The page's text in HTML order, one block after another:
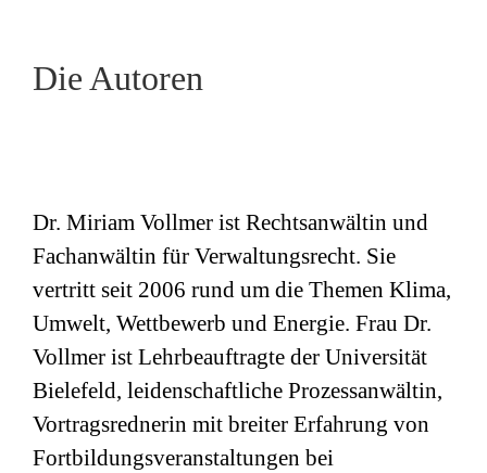
Die Autoren
Dr. Miriam Vollmer ist Rechtsanwältin und
Fachanwältin für Verwaltungsrecht. Sie
vertritt seit 2006 rund um die Themen Klima,
Umwelt, Wettbewerb und Energie. Frau Dr.
Vollmer ist Lehrbeauftragte der Universität
Bielefeld, leidenschaftliche Prozessanwältin,
Vortragsrednerin mit breiter Erfahrung von
Fortbildungsveranstaltungen bei